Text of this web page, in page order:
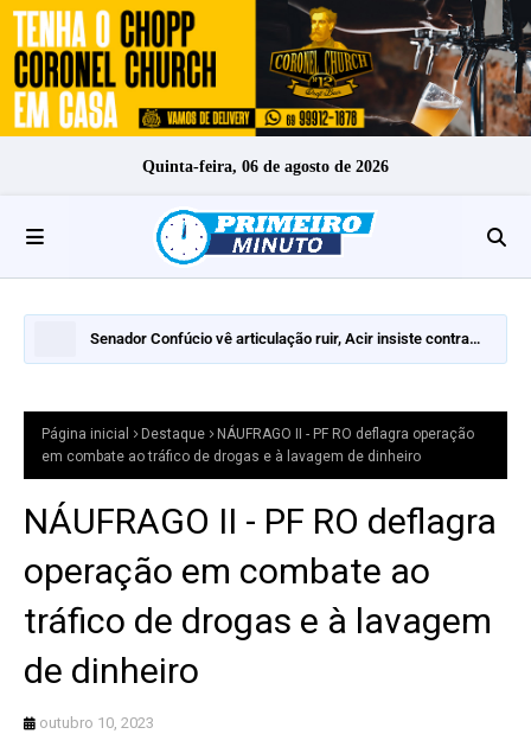
Quinta-feira, 06 de agosto de 2026
Senador Confúcio vê articulação ruir, Acir insiste contra
Página inicial Destaque
NÁUFRAGO II - PF RO deflagra operação
em combate ao tráfico de drogas e à lavagem de dinheiro
NÁUFRAGO II - PF RO deflagra
operação em combate ao
tráfico de drogas e à lavagem
de dinheiro
outubro 10, 2023